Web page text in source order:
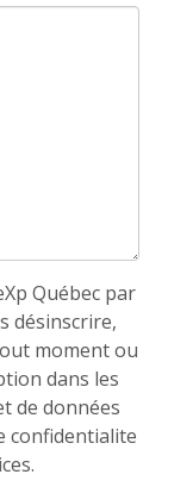
Québec par
désinscrire,
moment ou
dans les
de données
confidentialite